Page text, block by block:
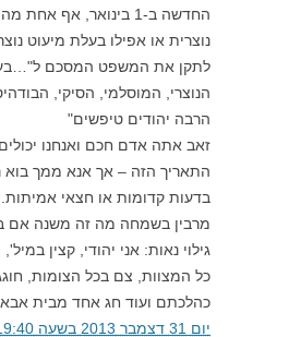
החדשה ב-1 בינואר, אף אחת
נוצרית או אפילו בעלת מיעוט
לתקן את המשפט המסכם
הנוצרי, המוסלמי, הסיקי,
הרבה יהודים טיפשים"
זאב אתה אדם חכם ואנחנו יכולים
התאריך הזה – אך אנא ממך בוא
בדעות קדומות או חצאי אמיתות.
מרבין בשמחה מה זה משנה אם
גילוי נאות: אני יהודי, קצין
כל המצוות, צם בכל הצומות,
כהלכתם ועוד חג אחד מבית אבא.
יום ‏31 דצמבר 2013‏ בשעה ‏19:40‏